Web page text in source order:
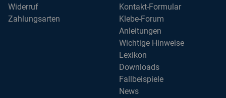
Kontakt-Formular
Klebe-Forum
Anleitungen
Wichtige Hinweise
Lexikon
Downloads
Fallbeispiele
News
Widerruf
Zahlungsarten